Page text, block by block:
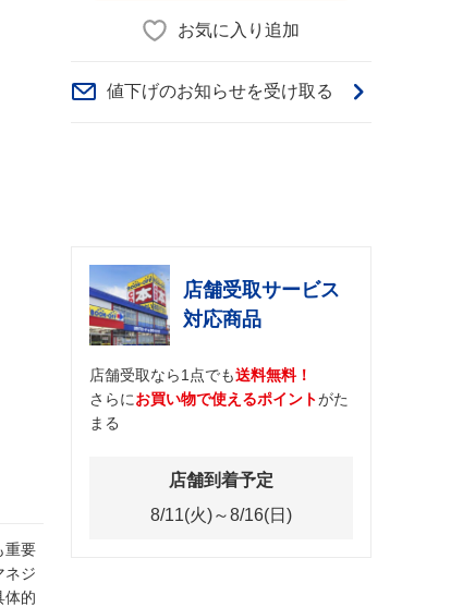
重要
ネジ
体的
お気に入り追加
値下げのお知らせを受け取る
店舗受取サービス
対応商品
店舗受取なら1点でも送料無料！
さらにお買い物で使えるポイントがた
まる
店舗到着予定
8/11(火)～8/16(日)